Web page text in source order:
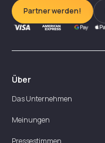
Partner werden!
Über
Das Unternehmen
Meinungen
Pressestimmen